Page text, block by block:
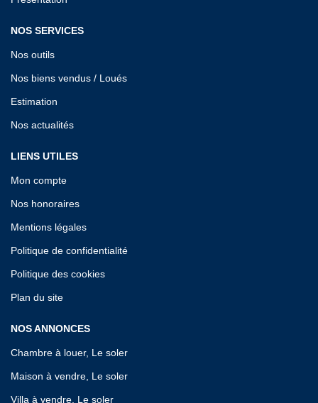
NOS SERVICES
Nos outils
Nos biens vendus / Loués
Estimation
Nos actualités
LIENS UTILES
Mon compte
Nos honoraires
Mentions légales
Politique de confidentialité
Politique des cookies
Plan du site
NOS ANNONCES
Chambre à louer, Le soler
Maison à vendre, Le soler
Villa à vendre, Le soler